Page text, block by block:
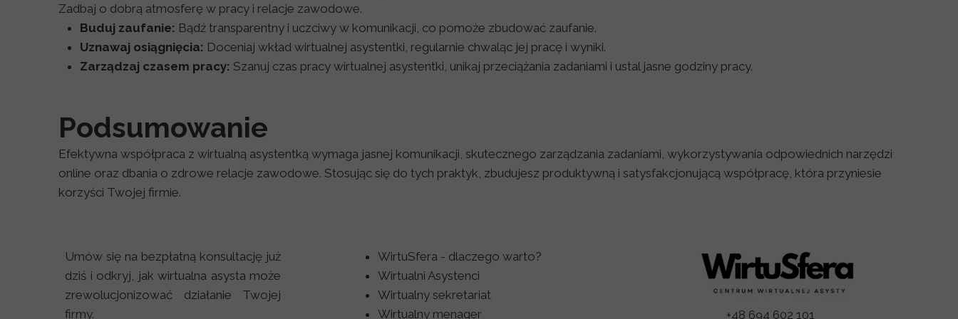
Zadbaj o dobrą atmosferę w pracy i relacje zawodowe.
Buduj zaufanie: Bądź transparentny i uczciwy w komunikacji, co pomoże zbudować zaufanie.
Uznawaj osiągnięcia: Doceniaj wkład wirtualnej asystentki, regularnie chwaląc jej pracę i wyniki.
Zarządzaj czasem pracy: Szanuj czas pracy wirtualnej asystentki, unikaj przeciążania zadaniami i ustal jasne godziny pracy.
Podsumowanie
Efektywna współpraca z wirtualną asystentką wymaga jasnej komunikacji, skutecznego zarządzania zadaniami, wykorzystywania odpowiednich narzędzi
online oraz dbania o zdrowe relacje zawodowe. Stosując się do tych praktyk, zbudujesz produktywną i satysfakcjonującą współpracę, która przyniesie
korzyści Twojej firmie.
Umów się na bezpłatną konsultację już
dziś i odkryj, jak wirtualna asysta może
zrewolucjonizować działanie Twojej
firmy.
WirtuSfera - dlaczego warto?
Wirtualni Asystenci
Wirtualny sekretariat
Wirtualny menager
+48 694 602 101